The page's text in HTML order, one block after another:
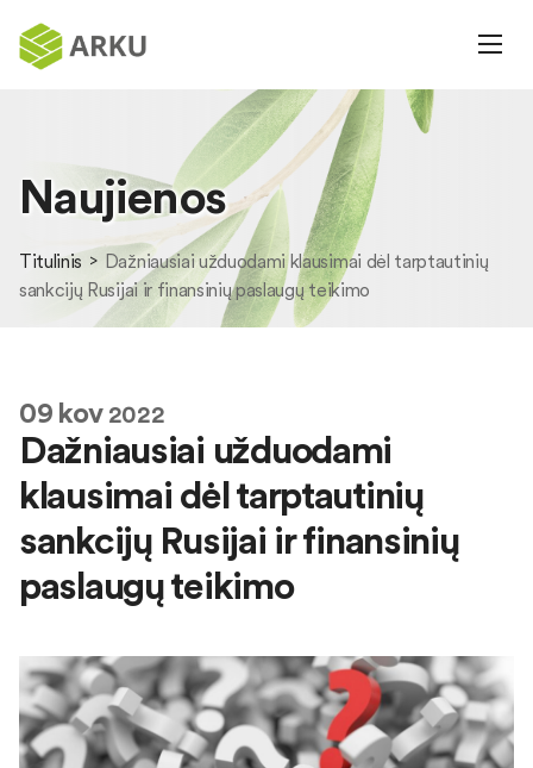
Naujienos
Titulinis
Dažniausiai užduodami klausimai dėl tarptautinių
sankcijų Rusijai ir finansinių paslaugų teikimo
09kov2022
Dažniausiai užduodami
klausimai dėl tarptautinių
sankcijų Rusijai ir finansinių
paslaugų teikimo